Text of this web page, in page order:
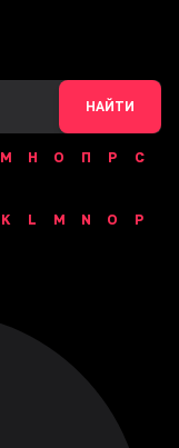
НАЙТИ
М Н О П Р
С
K L M N O
P